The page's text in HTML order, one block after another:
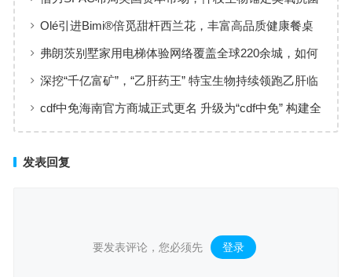
黄金赛道
Olé引进Bimi®倍觅甜杆西兰花，丰富高品质健康餐桌
新选择
弗朗茨别墅家用电梯体验网络覆盖全球220余城，如何
实现高效服务响应
深挖“千亿富矿”，“乙肝药王” 特宝生物持续领跑乙肝临
床治愈
cdf中免海南官方商城正式更名 升级为“cdf中免” 构建全
发表回复
要发表评论，您必须先 登录 。